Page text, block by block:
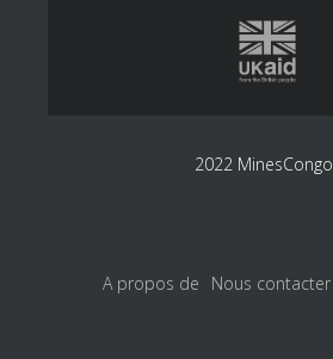
2022 MinesCongo
A propos de Nous contacter